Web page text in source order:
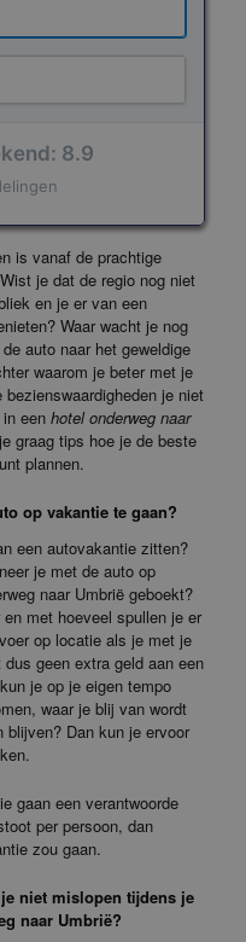
8.9
is vanaf de prachtige
je dat de regio nog niet
en je er van een
Waar wacht je nog
auto naar het geweldige
waarom je beter met je
je niet
in eenhotel onderweg naar
graag tips hoe je de beste
plannen.
op vakantie te gaan?
een autovakantie zitten?
je met de auto op
naar Umbrië geboekt?
met hoeveel spullen je er
op locatie als je met je
geen extra geld aan een
je op je eigen tempo
waar je blij van wordt
Dan kun je ervoor
gaan een verantwoorde
per persoon, dan
zou gaan.
niet mislopen tijdens je
naar Umbrië?